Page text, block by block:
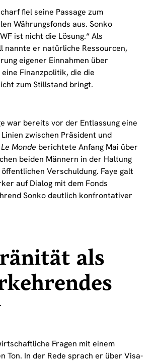
fiel seine Passage zum
Währungsfonds aus. Sonko
ist nicht die Lösung.“ Als
nannte er natürliche Ressourcen,
eigener Einnahmen über
Finanzpolitik, die die
zum Stillstand bringt.
war bereits vor der Entlassung eine
zwischen Präsident und
Le Monde berichtete Anfang Mai über
beiden Männern in der Haltung
Verschuldung. Faye galt
auf Dialog mit dem Fonds
Sonko deutlich konfrontativer
als
Fragen mit einem
Ton. In der Rede sprach er über Visa-